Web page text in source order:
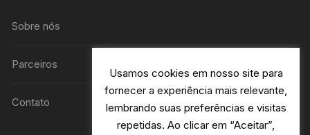
Sobre nós
Parceiros
Contato
Usamos cookies em nosso site para
fornecer a experiência mais relevante,
lembrando suas preferências e visitas
repetidas. Ao clicar em “Aceitar”,